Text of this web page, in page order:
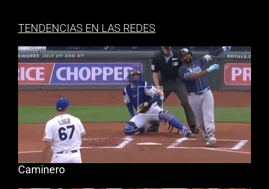
TENDENCIAS EN LAS REDES
Caminero